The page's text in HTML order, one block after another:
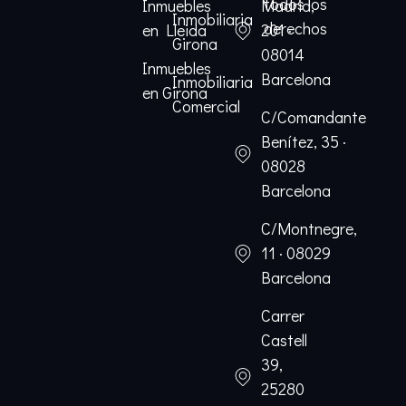
Inmuebles
en Lleida
Inmuebles
en Girona
Inmobiliaria
Girona
Inmobiliaria
Comercial
Madrid,
201 ·
08014
Barcelona
C/Comandante
Benítez, 35 ·
08028
Barcelona
C/Montnegre,
11 · 08029
Barcelona
Carrer
Castell
39,
25280
derechos